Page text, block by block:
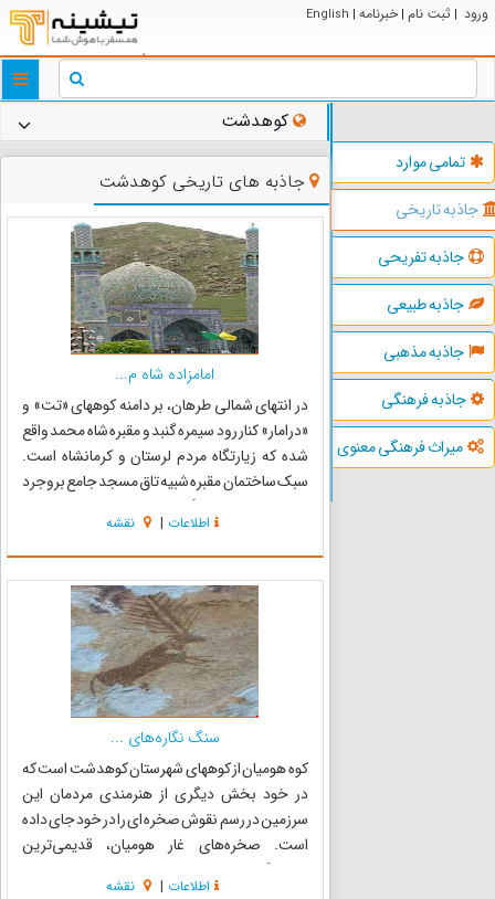
ورود | ثبت نام | خبرنامه |
English
تمامی موارد
جاذبه تاریخی
جاذبه تفریحی
جاذبه طبیعی
جاذبه مذهبی
جاذبه فرهنگی
میراث فرهنگی معنوی
کوهدشت
جاذبه های تاریخی کوهدشت
امامزاده شاه م...
در انتهای شمالی طرهان، بر دامنه کوههای «تت» و
«درامار» کنار رود سیمره گنبد و مقبره شاه محمد واقع
شده که زیارتگاه مردم لرستان و کرمانشاه است.
سبک ساختمان مقبره شبیه تاق مسجد جامع بروجرد
است. اصل بنا چهار گوش است که در بالا به هشت
ضلعی تبدیل شده است. دیوار هر ضلع با کاشی‌های
مشبک زینت...
اطلاعات | نقشه
سنگ نگاره‌های ...
کوه هومیان از کوههای شهرستان کوهدشت است که
در خود بخش دیگری از هنرمندی مردمان این
سرزمین در رسم نقوش صخره ای را در خود جای داده
است. صخره‌های غار هومیان، قدیمی‌ترین
سکونتگاههای بشر باستانی در استان لرستان را
اطلاعات | نقشه